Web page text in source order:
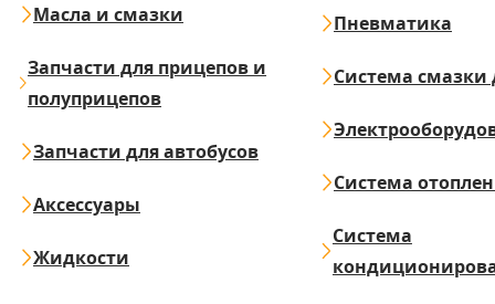
Масла и смазки
Запчасти для прицепов и
полуприцепов
Запчасти для автобусов
Аксессуары
Жидкости
Пневматика
Система смазки
Система
Система